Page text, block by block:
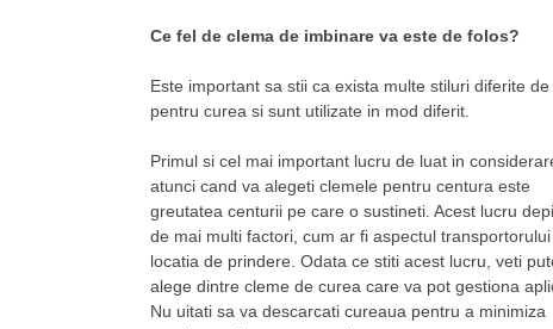
Ce fel de clema de imbinare va este de folos?
Este important sa stii ca exista multe stiluri diferite de
pentru curea si sunt utilizate in mod diferit.
Primul si cel mai important lucru de luat in
atunci cand va alegeti clemele pentru centura este
greutatea centurii pe care o sustineti. Acest lucru
de mai multi factori, cum ar fi aspectul
locatia de prindere. Odata ce stiti acest lucru, veti
alege dintre cleme de curea care va pot gestiona
Nu uitati sa va descarcati cureaua pentru a minimiza